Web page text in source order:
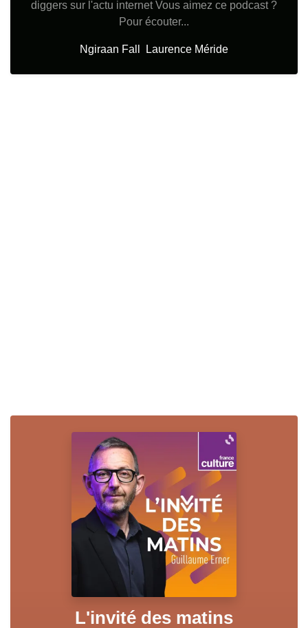
diggers sur l'actu internet Vous aimez ce podcast ?
Pour écouter...
Ngiraan Fall Laurence Méride
L'invité des matins